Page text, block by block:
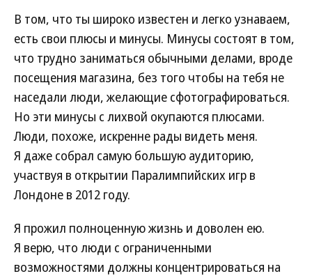
В том, что ты широко известен и легко узнаваем,
есть свои плюсы и минусы. Минусы состоят в том,
что трудно заниматься обычными делами, вроде
посещения магазина, без того чтобы на тебя не
наседали люди, желающие сфотографироваться.
Но эти минусы с лихвой окупаются плюсами.
Люди, похоже, искренне рады видеть меня.
Я даже собрал самую большую аудиторию,
участвуя в открытии Паралимпийских игр в
Лондоне в 2012 году.
Я прожил полноценную жизнь и доволен ею.
Я верю, что люди с ограниченными
возможностями должны концентрироваться на